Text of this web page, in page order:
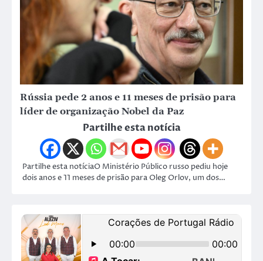
Rússia pede 2 anos e 11 meses de prisão para
líder de organização Nobel da Paz
Partilhe esta notícia
Partilhe esta notíciaO Ministério Público russo pediu hoje
dois anos e 11 meses de prisão para Oleg Orlov, um dos…